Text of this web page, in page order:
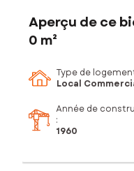
Aperçu de ce
0 m²
Type de
Local
Année de
:
1960